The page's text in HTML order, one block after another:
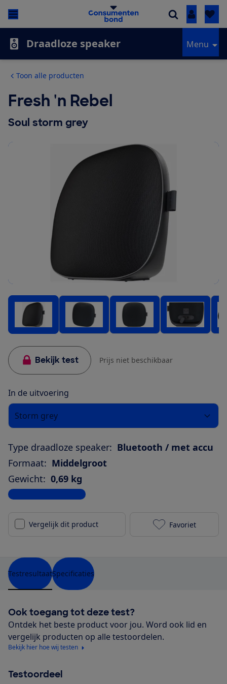
Inloggen
Draadloze speaker Menu
Toon alle producten
Fresh 'n Rebel
Soul storm grey
Bekijk test Prijs niet beschikbaar
In de uitvoering
Storm grey
Type draadloze speaker: Bluetooth / met accu
Formaat: Middelgroot
Gewicht: 0,69 kg
Bekijk alle specificaties
Vergelijk dit product Fresh 'n
Favoriet
TestresultaatSpecificaties
Ook toegang tot deze test?
Ontdek het beste product voor jou. Word ook lid en
vergelijk producten op alle testoordelen.
Bekijk hier hoe wij testen
Testoordeel